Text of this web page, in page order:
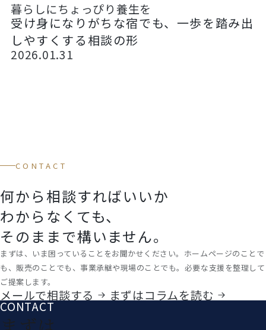
暮らしにちょっぴり養生を
受け身になりがちな宿でも、一歩を踏み出
しやすくする相談の形
2026.01.31
CONTACT
何から相談すればいいか
わからなくても、
そのままで構いません。
まずは、いま困っていることをお聞かせください。ホームページのことで
も、販売のことでも、事業承継や現場のことでも。必要な支援を整理して
ご提案します。
メールで相談する まずはコラムを読む
CONTACT